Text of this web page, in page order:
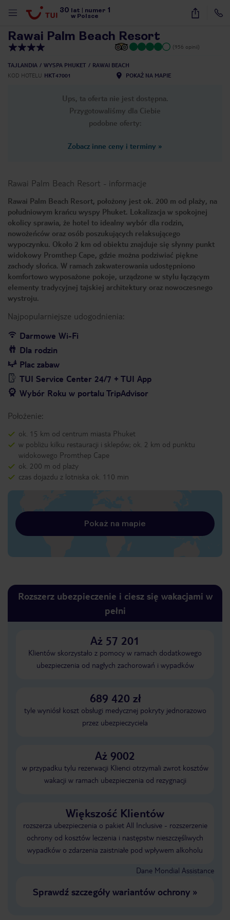
30 lat numer 1
w Polsce
36
Rawai Palm Beach Resort
(956 opinii)
TAJLANDIA WYSPA PHUKET
RAWAI BEACH
KOD HOTELU HKT47001 POKAŻ NA MAPIE
Ups, ta oferta nie jest dostępna.
Przygotowaliśmy dla Ciebie
podobne oferty:
Zobacz inne ceny i terminy »
Rawai Palm Beach Resort - informacje
Rawai Palm Beach Resort, położony jest ok. 200 m od plaży, na
południowym krańcu wyspy Phuket. Lokalizacja w spokojnej
okolicy sprawia, że hotel to idealny wybór dla rodzin,
nowożeńców oraz osób poszukujących relaksującego
wypoczynku. Około 2 km od obiektu znajduje się słynny punkt
widokowy Promthep Cape, gdzie można podziwiać piękne
zachody słońca. W ramach zakwaterowania udostępniono
komfortowo wyposażone pokoje, urządzone w stylu łączącym
elementy tradycyjnej tajskiej architektury oraz nowoczesnego
wystroju.
Najpopularniejsze udogodnienia:
Darmowe Wi-Fi
Dla rodzin
Plac zabaw
TUI Service Center 24/7 + TUI App
Wybór Roku w portalu TripAdvisor
Położenie:
ok. 15 km od centrum miasta Phuket
w pobliżu kilku restauracji i sklepów; ok. 2 km od punktu
widokowego Promthep Cape
ok. 200 m od plaży
czas dojazdu z lotniska ok. 110 min
Pokaż na mapie
Rozszerz ubezpieczenie i ciesz się wakacjami w
pełni
Aż 57 201
Klientów skorzystało z pomocy w ramach dodatkowego
ubezpieczenia od nagłych zachorowań i wypadków
689 420 zł
tyle wyniósł koszt obsługi medycznej pokryty jednorazowo
przez ubezpieczyciela
Aż 9002
w przypadku tylu rezerwacji Klienci otrzymali zwrot kosztów
wakacji w ramach ubezpieczenia od rezygnacji
Większość Klientów
rozszerza ubezpieczenia o pakiet All Inclusive - rozszerzenie
ochrony od kosztów leczenia i następstw nieszczęśliwych
wypadków o zdarzenia zaistniałe pod wpływem alkoholu
Dane Mondial Assistance
Sprawdź szczegóły wariantów ochrony»